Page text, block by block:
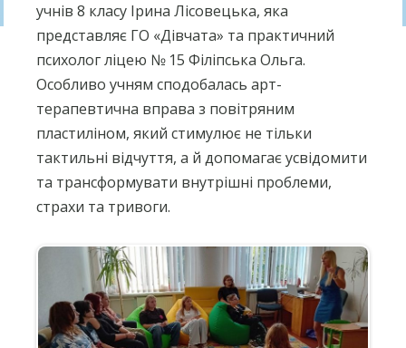
учнів 8 класу Ірина Лісовецька, яка
представляє ГО «Дівчата» та практичний
психолог ліцею № 15 Філіпська Ольга.
Особливо учням сподобалась арт-
терапевтична вправа з повітряним
пластиліном, який стимулює не тільки
тактильні відчуття, а й допомагає усвідомити
та трансформувати внутрішні проблеми,
страхи та тривоги.